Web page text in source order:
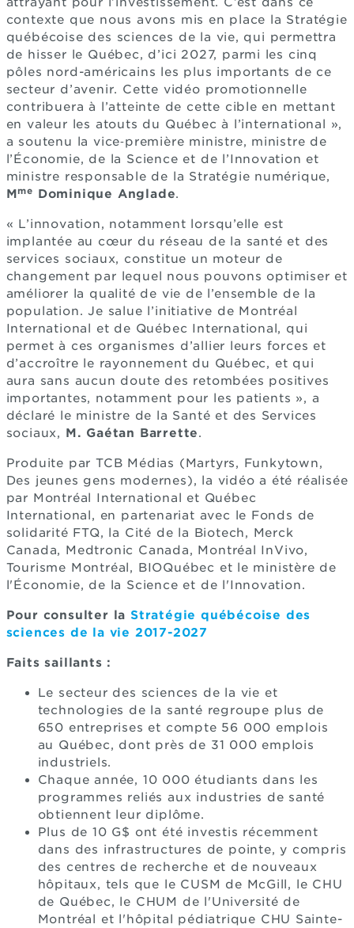
contexte que nous avons mis en place la Stratégie
québécoise des sciences de la vie, qui permettra
de hisser le Québec, d’ici 2027, parmi les cinq
pôles nord-américains les plus importants de ce
secteur d’avenir. Cette vidéo promotionnelle
contribuera à l’atteinte de cette cible en mettant
en valeur les atouts du Québec à l’international »,
a soutenu la vice‑première ministre, ministre de
l’Économie, de la Science et de l’Innovation et
ministre responsable de la Stratégie numérique,
Mme Dominique Anglade.
« L’innovation, notamment lorsqu’elle est
implantée au cœur du réseau de la santé et des
services sociaux, constitue un moteur de
changement par lequel nous pouvons optimiser et
améliorer la qualité de vie de l’ensemble de la
population. Je salue l’initiative de Montréal
International et de Québec International, qui
permet à ces organismes d’allier leurs forces et
d’accroître le rayonnement du Québec, et qui
aura sans aucun doute des retombées positives
importantes, notamment pour les patients », a
déclaré le ministre de la Santé et des Services
sociaux, M. Gaétan Barrette.
Produite par TCB Médias (Martyrs, Funkytown,
Des jeunes gens modernes), la vidéo a été réalisée
par Montréal International et Québec
International, en partenariat avec le Fonds de
solidarité FTQ, la Cité de la Biotech, Merck
Canada, Medtronic Canada, Montréal InVivo,
Tourisme Montréal, BIOQuébec et le ministère de
l'Économie, de la Science et de l'Innovation.
Pour consulter la Stratégie québécoise des
sciences de la vie 2017-2027
Faits saillants :
Le secteur des sciences de la vie et
technologies de la santé regroupe plus de
650 entreprises et compte 56 000 emplois
au Québec, dont près de 31 000 emplois
industriels.
Chaque année, 10 000 étudiants dans les
programmes reliés aux industries de santé
obtiennent leur diplôme.
Plus de 10 G$ ont été investis récemment
dans des infrastructures de pointe, y compris
des centres de recherche et de nouveaux
hôpitaux, tels que le CUSM de McGill, le CHU
de Québec, le CHUM de l'Université de
Montréal et l'hôpital pédiatrique CHU Sainte-